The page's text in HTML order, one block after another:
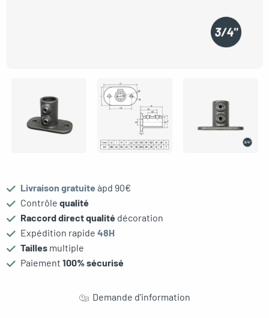
Livraison gratuite àpd 90€
Contrôle qualité
Raccord direct qualitédécoration
Expédition rapide 48H
Taillesmultiple
Paiement 100% sécurisé
Demande d'information
menu
menu